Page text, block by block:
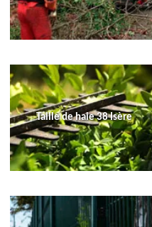
Taille de haie 38 Isère